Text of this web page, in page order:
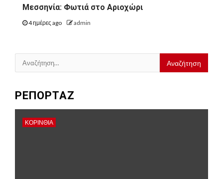
Μεσσηνία: Φωτιά στο Αριοχώρι
4 ημέρες ago admin
Αναζήτηση
για:
ΡΕΠΟΡΤΑΖ
ΚΟΡΙΝΘΊΑ